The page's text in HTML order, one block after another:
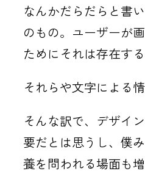
なんかだらだらと書
のもの。ユーザーが
ためにそれは存在す
それらや文字による
そんな訳で、デザイ
要だとは思うし、僕
養を問われる場面も